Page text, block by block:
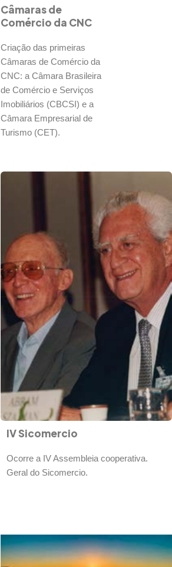
Câmaras de
Comércio da CNC
Criação das primeiras
Câmaras de Comércio da
CNC: a Câmara Brasileira
de Comércio e Serviços
Imobiliários (CBCSI) e a
Câmara Empresarial de
Turismo (CET).
IV Sicomercio
Ocorre a IV Assembleia cooperativa.
Geral do Sicomercio.